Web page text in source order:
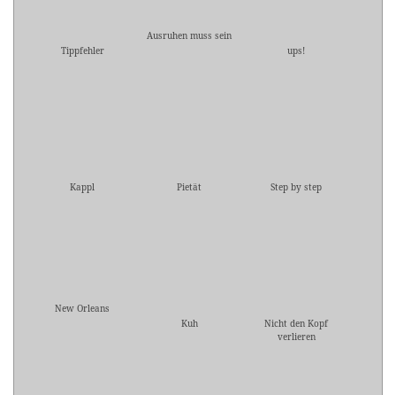
Tippfehler
Ausruhen muss sein
ups!
Kappl Pietät Step by step
New Orleans
Kuh
Nicht den Kopf
verlieren